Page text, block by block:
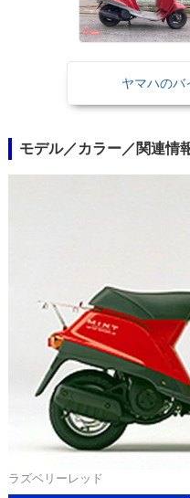
ヤマハのバ
モデル／カラー／関連情
ラズベリーレッド